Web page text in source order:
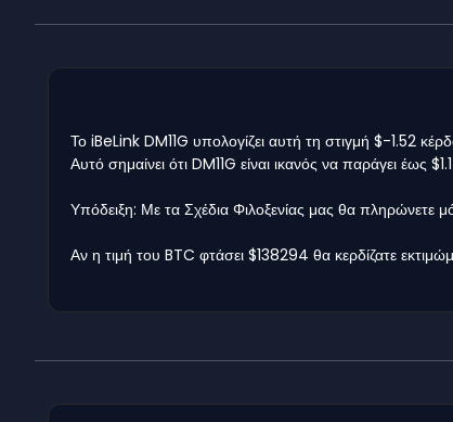
Το iBeLink DM11G υπολογίζει αυτή τη στιγμή $-1.52
Αυτό σημαίνει ότι DM11G είναι ικανός να παράγει
Υπόδειξη: Με τα Σχέδια Φιλοξενίας μας θα πληρώνετε
Αν η τιμή του BTC φτάσει $138294 θα κερδίζατε